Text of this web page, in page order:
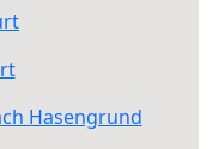
Hasengrund